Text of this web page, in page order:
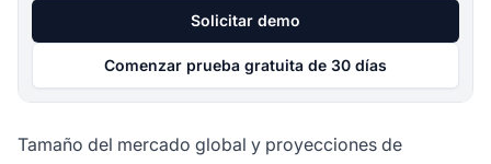
Solicitar demo
Comenzar prueba gratuita de 30 días
Tamaño del mercado global y proyecciones de